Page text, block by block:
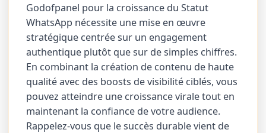
Godofpanel pour la croissance du Statut
WhatsApp nécessite une mise en œuvre
stratégique centrée sur un engagement
authentique plutôt que sur de simples chiffres.
En combinant la création de contenu de haute
qualité avec des boosts de visibilité ciblés, vous
pouvez atteindre une croissance virale tout en
maintenant la confiance de votre audience.
Rappelez-vous que le succès durable vient de